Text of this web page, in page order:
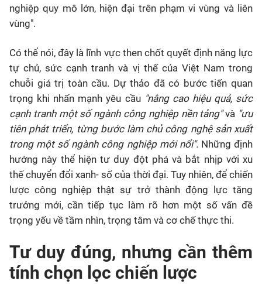
nghiệp quy mô lớn, hiện đại trên phạm vi vùng và liên
vùng".
Có thể nói, đây là lĩnh vực then chốt quyết định năng lực
tự chủ, sức cạnh tranh và vị thế của Việt Nam trong
chuỗi giá trị toàn cầu. Dự thảo đã có bước tiến quan
trọng khi nhấn mạnh yêu cầu "nâng cao hiệu quả, sức
cạnh tranh một số ngành công nghiệp nền tảng"và "ưu
tiên phát triển, từng bước làm chủ công nghệ sản xuất
trong một số ngành công nghiệp mới nổi". Những định
hướng này thể hiện tư duy đột phá và bắt nhịp với xu
thế chuyển đổi xanh- số của thời đại. Tuy nhiên, để chiến
lược công nghiệp thật sự trở thành động lực tăng
trưởng mới, cần tiếp tục làm rõ hơn một số vấn đề
trọng yếu về tầm nhìn, trọng tâm và cơ chế thực thi.
Tư duy đúng, nhưng cần thêm
tính chọn lọc chiến lược